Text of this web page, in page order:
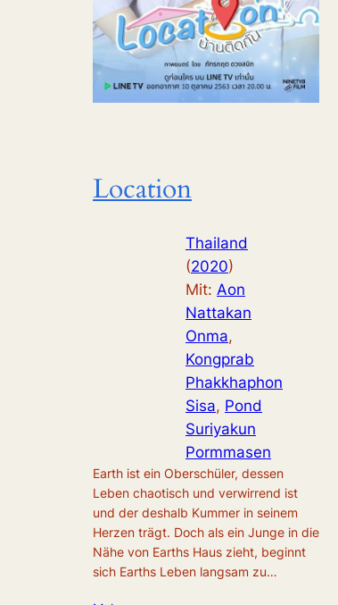
Location
Thailand
(2020)
Mit: Aon
Nattakan
Onma
Kongprab
Phakkhaphon
Sisa, Pond
Suriyakun
Pormmasen
Earth ist ein Oberschüler, dessen
Leben chaotisch und verwirrend ist
und der deshalb Kummer in seinem
Herzen trägt. Doch als ein Junge in die
Nähe von Earths Haus zieht, beginnt
sich Earths Leben langsam zu…